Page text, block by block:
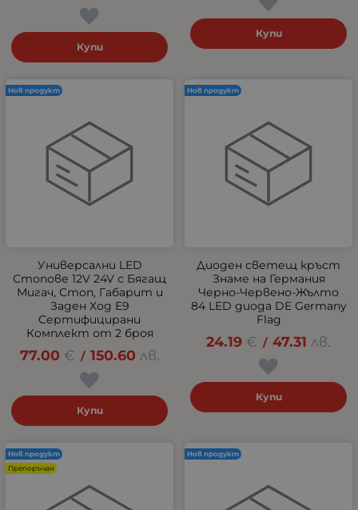
Купи
Купи
Универсални LED
Стопове 12V 24V с Бягащ
Мигач, Стоп, Габарит и
Заден Ход E9
Сертифицирани
Комплект от 2 броя
77.00 € / 150.60 лв.
Купи
Нов продукт
Диоден светещ кръст
Знаме на Германия
Черно-Червено-Жълто
84 LED диода DE Germany
Flag
24.19 € / 47.31 лв.
Купи
Нов продукт
Нов продукт
Препоръчан
Нов продукт